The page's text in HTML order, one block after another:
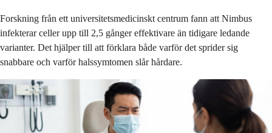
Forskning från ett universitetsmedicinskt centrum fann att Nimbus
infekterar celler upp till 2,5 gånger effektivare än tidigare ledande
varianter. Det hjälper till att förklara både varför det sprider sig
snabbare och varför halssymtomen slår hårdare.